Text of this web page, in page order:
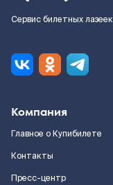
Сервис билетных лазеек
Компания
Главное о Купибилете
Контакты
Пресс-центр